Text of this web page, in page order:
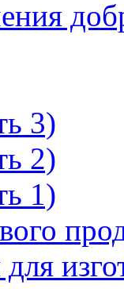
3)
2)
1)